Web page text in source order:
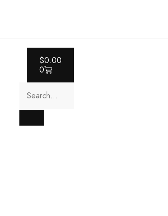
$0.00
0